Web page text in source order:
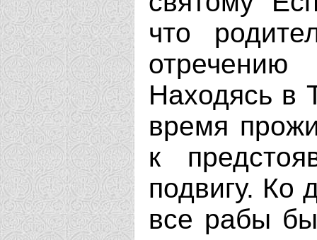
что
Находясь в
время
к
подвигу. Ко
все рабы